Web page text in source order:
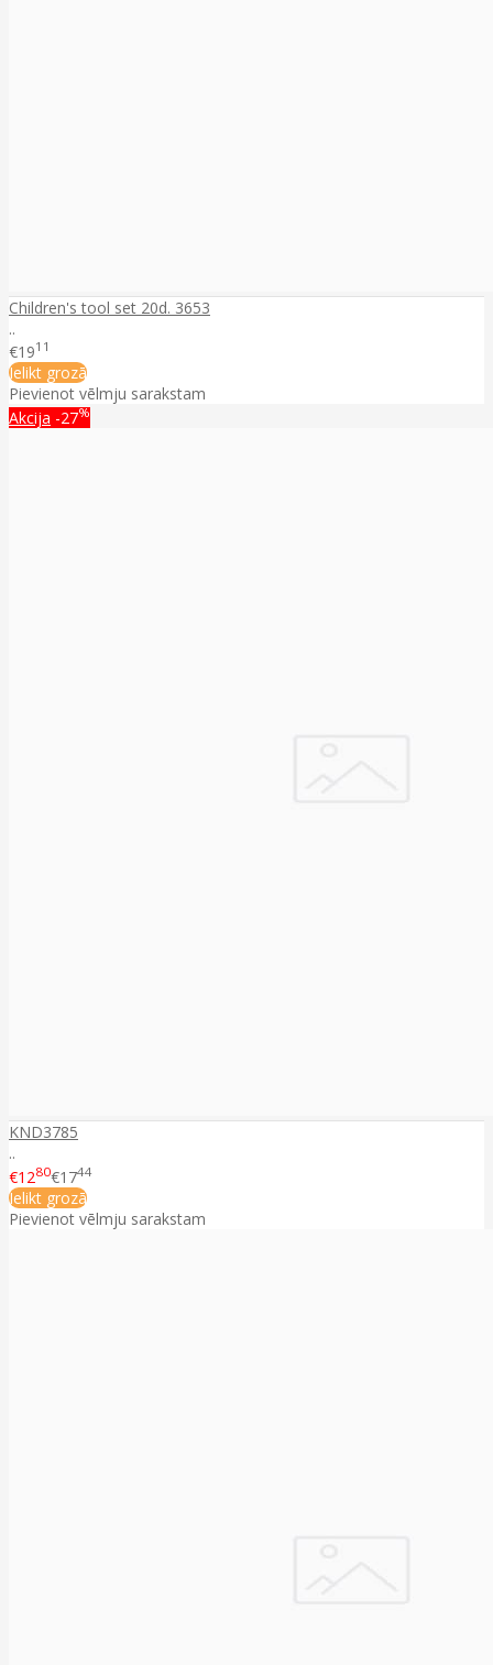
Children's tool set 20d. 3653
..
€1911
Ielikt grozā
Pievienot vēlmju sarakstam
Akcija -27%
KND3785
..
€1280€1744
Ielikt grozā
Pievienot vēlmju sarakstam